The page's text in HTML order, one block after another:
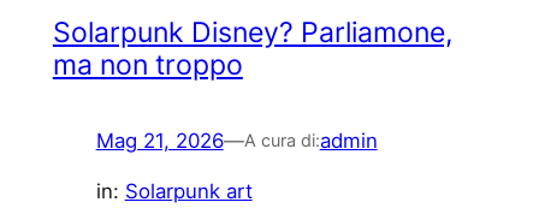
Solarpunk Disney? Parliamone,
ma non troppo
Mag 21, 2026—A cura di:admin
in: Solarpunk art